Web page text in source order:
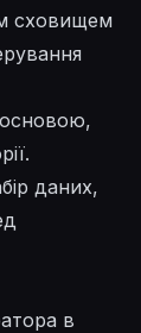
сховищем
даних,
в